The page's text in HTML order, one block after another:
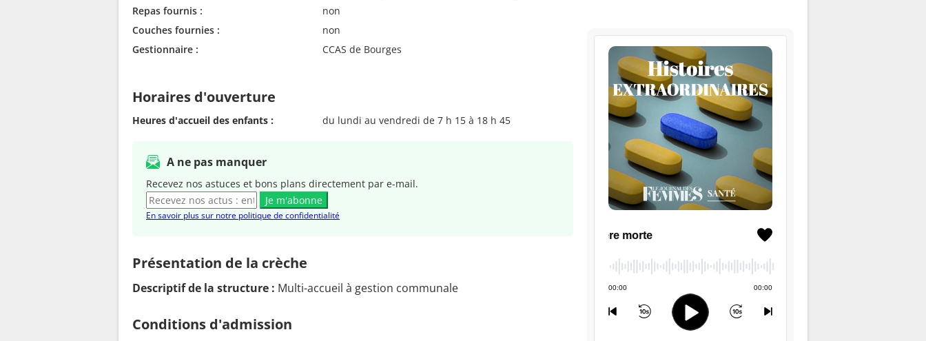
Repas fournis :
non
Couches fournies :
non
Gestionnaire :
CCAS de Bourges
Horaires d'ouverture
Heures d'accueil des enfants : du lundi au vendredi de 7 h 15 à 18 h 45
A ne pas manquer
Recevez nos astuces et bons plans directement par e-mail.
Je m'abonne
En savoir plus sur notre politique de confidentialité
Présentation de la crèche
Descriptif de la structure : Multi-accueil à gestion communale
Conditions d'admission